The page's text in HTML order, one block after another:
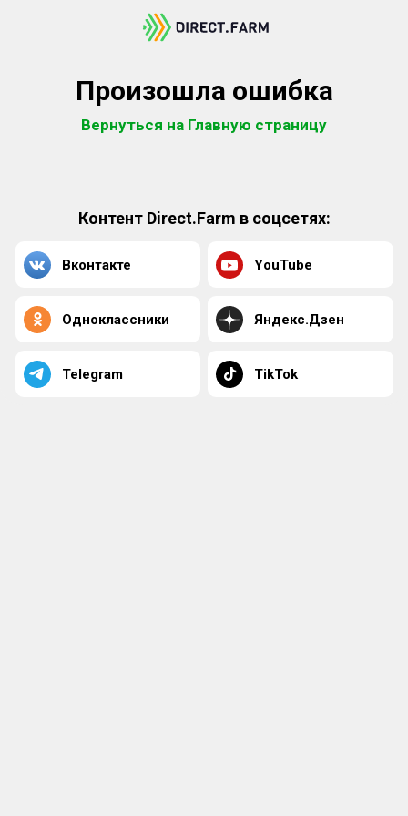
Произошла ошибка
Вернуться на Главную страницу
Контент Direct.Farm в соцсетях:
Вконтакте YouTube
Одноклассники Яндекс.Дзен
Telegram TikTok